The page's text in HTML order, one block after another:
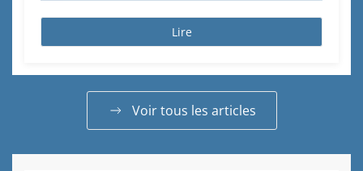
Lire
Voir tous les articles